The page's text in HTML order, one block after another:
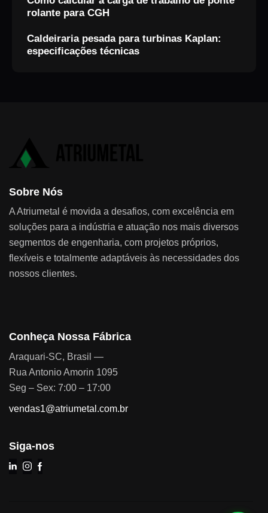
rolante para CGH
Caldeiraria pesada para turbinas Kaplan:
especificações técnicas
Sobre Nós
A Atriumetal é movida a desafios, com excelência em
soluções para a indústria e atuação nos mais diversos
segmentos de engenharia, com projetos próprios,
flexíveis e totalmente adaptáveis às necessidades dos
nossos clientes.
Conheça Nossa Fábrica
Araquari-SC, Brasil —
Rua Antonio Amorin 1095
Seg – Sex: 7:00 – 17:00
vendas1@atriumetal.com.br
Siga-nos